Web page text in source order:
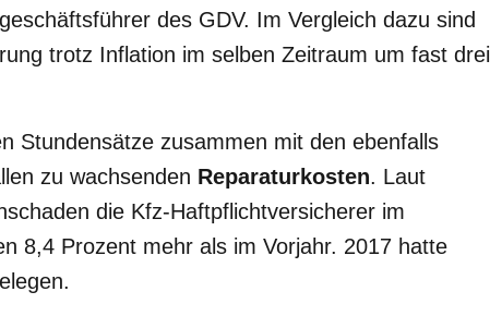
des GDV. Im Vergleich dazu sind
trotz Inflation im selben Zeitraum um fast drei
Stundensätze zusammen mit den ebenfalls
zu wachsenden Reparaturkosten. Laut
die Kfz-Haftpflichtversicherer im
8,4 Prozent mehr als im Vorjahr. 2017 hatte